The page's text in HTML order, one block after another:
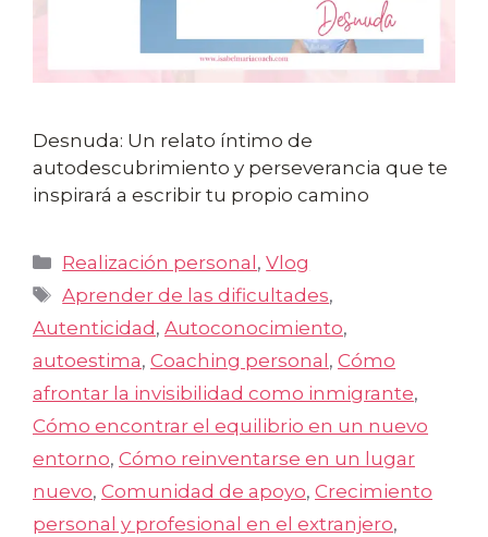
Desnuda: Un relato íntimo de
autodescubrimiento y perseverancia que te
inspirará a escribir tu propio camino
Categorías
Realización personal ,Vlog
Etiquetas
Aprender de las dificultades,
Autenticidad , Autoconocimiento,
autoestima, Coaching personal , Cómo
afrontar la invisibilidad como inmigrante,
Cómo encontrar el equilibrio en un nuevo
entorno, Cómo reinventarse en un lugar
nuevo, Comunidad de apoyo, Crecimiento
personal y profesional en el extranjero,